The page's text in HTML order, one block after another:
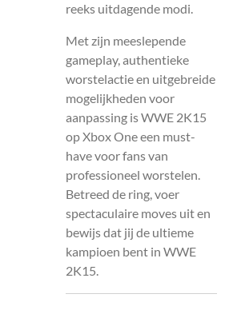
reeks uitdagende modi.
Met zijn meeslepende
gameplay, authentieke
worstelactie en uitgebreide
mogelijkheden voor
aanpassing is WWE 2K15
op Xbox One een must-
have voor fans van
professioneel worstelen.
Betreed de ring, voer
spectaculaire moves uit en
bewijs dat jij de ultieme
kampioen bent in WWE
2K15.